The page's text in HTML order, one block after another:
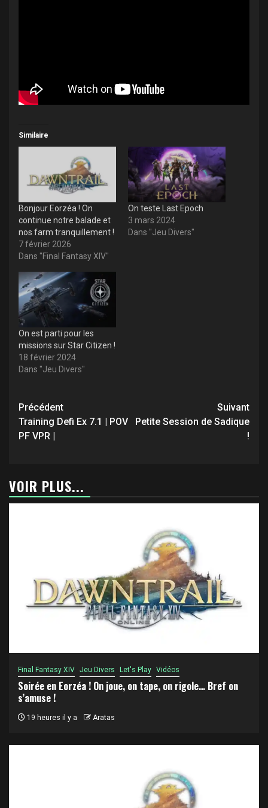
Similaire
Bonjour Eorzéa ! On
continue notre balade et
nos farm tranquillement !
7 février 2026
Dans "Final Fantasy XIV"
On teste Last Epoch
3 mars 2024
Dans "Jeu Divers"
On est parti pour les
missions sur Star Citizen !
18 février 2024
Dans "Jeu Divers"
Navigation
d’article
Précédent
Training Defi Ex 7.1 | POV
PF VPR |
Suivant
Petite Session de Sadique
!
VOIR PLUS...
Final Fantasy XIV Jeu Divers Let's Play Vidéos
Soirée en Eorzéa ! On joue, on tape, on rigole… Bref on
s’amuse !
19 heures il y a Aratas